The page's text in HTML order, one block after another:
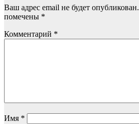
Ваш адрес email не будет опубликован.
помечены *
Комментарий *
Имя *